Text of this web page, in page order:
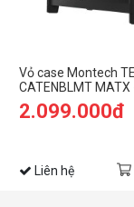
Vỏ case Montech
CATENBLMT MATX
2.099.000đ
Liên hệ